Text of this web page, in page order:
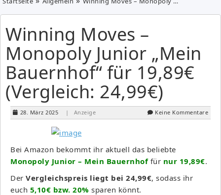
Winning Moves –
Monopoly Junior „Mein
Bauernhof“ für 19,89€
(Vergleich: 24,99€)
28. März 2025 | Anzeige Keine Kommentare
Bei Amazon bekommt ihr aktuell das beliebte
Monopoly Junior – Mein Bauernhoffür nur 19,89€.
Der Vergleichspreis liegt bei 24,99€, sodass ihr
euch 5,10€ bzw. 20% sparen könnt.